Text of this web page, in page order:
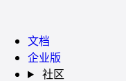
文档
企业版
社区